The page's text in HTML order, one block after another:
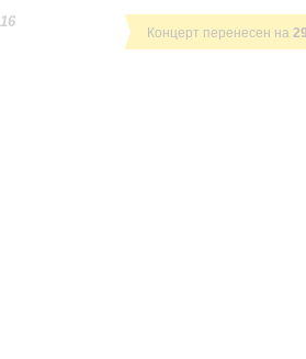
Концерт перенесен на